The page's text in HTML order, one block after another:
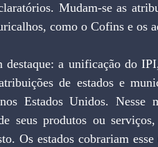
Mudam-se as
como o Cofins e os
destaque: a unificação do
de estados e
Estados Unidos.
seus produtos ou
Os estados cobrariam